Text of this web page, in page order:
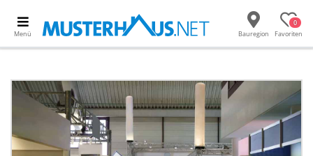
Menü Bauregion
0
Favoriten